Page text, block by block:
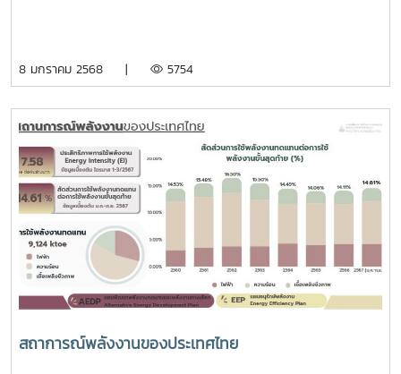
8 มกราคม 2568 | 5754
สถาการณ์พลังงานของประเทศไทย